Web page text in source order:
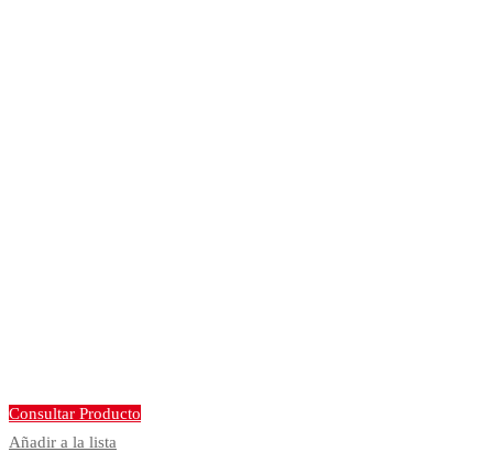
Consultar Producto
Añadir a la lista